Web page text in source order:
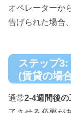
オペレーターか
告げられた場合
ステップ
(賃貸の場
通常2-4週間後の